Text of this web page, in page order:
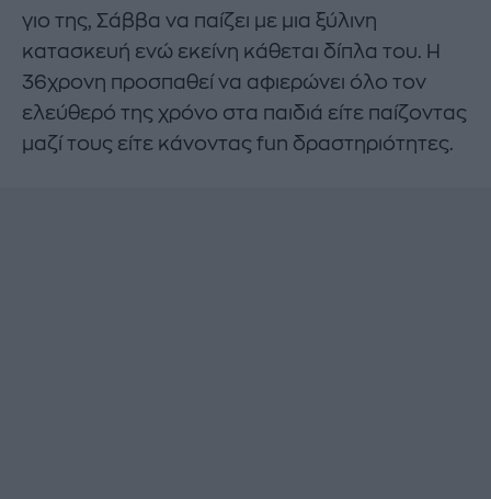
γιο της, Σάββα να παίζει με μια ξύλινη
κατασκευή ενώ εκείνη κάθεται δίπλα του. Η
36χρονη προσπαθεί να αφιερώνει όλο τον
ελεύθερό της χρόνο στα παιδιά είτε παίζοντας
μαζί τους είτε κάνοντας fun δραστηριότητες.